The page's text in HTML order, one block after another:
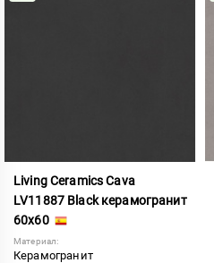
Living Ceramics Cava
LV11887 Black керамогранит
60x60
Материал:
Керамогранит